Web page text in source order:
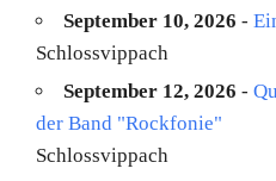
September 10, 2026 -
Schlossvippach
September 12, 2026 -
der Band "Rockfonie"
Schlossvippach